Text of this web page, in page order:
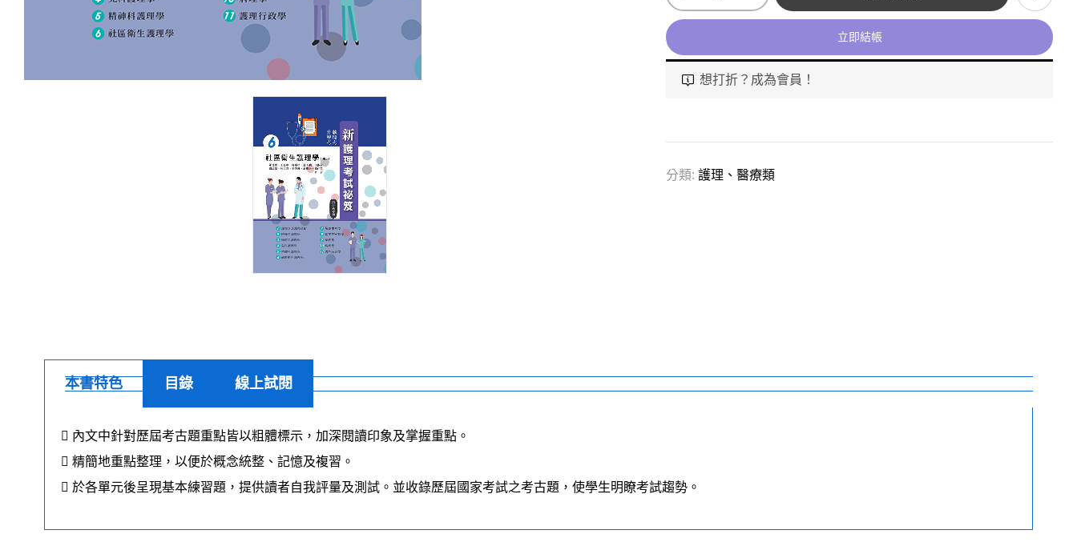
立即結帳
想打折？成為會員！
分類:護理、醫療類
本書特色 目錄 線上試閱
 內文中針對歷屆考古題重點皆以粗體標示，加深閱讀印象及掌握重點。
 精簡地重點整理，以便於概念統整、記憶及複習。
 於各單元後呈現基本練習題，提供讀者自我評量及測試。並收錄歷屆國家考試之考古題，使學生明瞭考試趨勢。